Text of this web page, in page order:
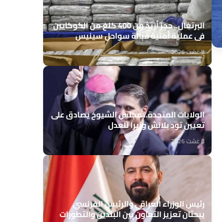
البرتغال.. حجز أزيد من 400 كلغ من الكوكايين
في عملية أمنية قبالة سواحل سينيس
8 غشت 2026
الولايات المتحدة.. مجلس الشيوخ يصادق على
تعيين تود بلانش وزيرا للعدل
8 غشت 2026
رئيس الوزراء العراقي والرئيس الفرنسي
يبحثان تعزيز التعاون بين البلدين والتطورات